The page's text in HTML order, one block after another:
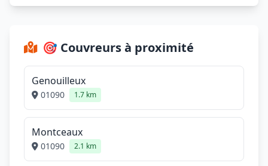
🎯 Couvreurs à proximité
Genouilleux
01090 1.7 km
Montceaux
01090 2.1 km